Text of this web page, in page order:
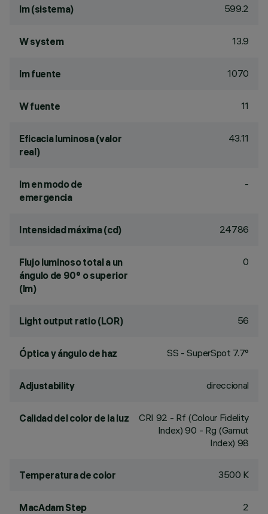
lm (sistema) 599.2
W system 13.9
lm fuente 1070
W fuente 11
Eficacia luminosa (valor
real)
43.11
lm en modo de
emergencia
-
Intensidad máxima (cd) 24786
Flujo luminoso total a un
ángulo de 90° o superior
(lm)
0
Light output ratio (LOR) 56
Óptica y ángulo de haz SS - SuperSpot 7.7°
Adjustability direccional
Calidad del color de la luz CRI 92 - Rf (Colour Fidelity
Index) 90 - Rg (Gamut
Index) 98
Temperatura de color 3500 K
MacAdam Step 2